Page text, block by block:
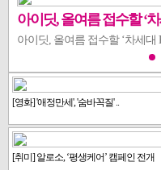
아이딧, 올여름 접수할 ‘
아이딧, 올여름 접수할 ‘차세대
[영화] '애정만세', '숨바꼭질' ..
[취미] 알로소, ‘평생케어’ 캠페인 전개